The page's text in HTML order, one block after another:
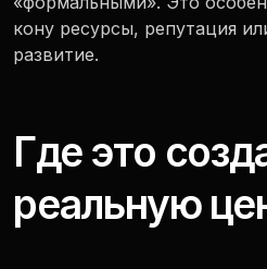
кону ресурсы, репутация
развитие.
Где это
реальную